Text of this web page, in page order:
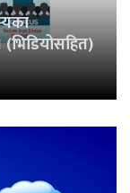
(भिडियोसहित)